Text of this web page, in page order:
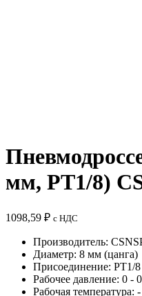
мм, PT1/8)
1098,59 ₽ с НДС
Производитель:
Диаметр: 8 мм (цанга)
Присоединение: РТ1/8
Рабочее давление: 0 -
Рабочая температура: